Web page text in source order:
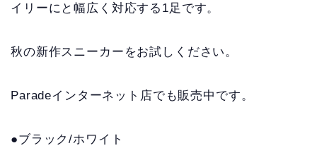
イリーにと幅広く対応する1足です。
秋の新作スニーカーをお試しください。
Paradeインターネット店でも販売中です。
●ブラック/ホワイト